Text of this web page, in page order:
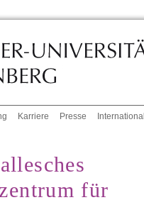
Karriere Presse International
für